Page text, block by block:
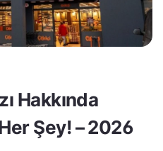
Hakkında
Şey! – 2026